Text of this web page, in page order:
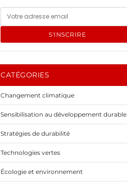
S'INSCRIRE
CATÉGORIES
Changement climatique
Sensibilisation au développement durable
Stratégies de durabilité
Technologies vertes
Écologie et environnement